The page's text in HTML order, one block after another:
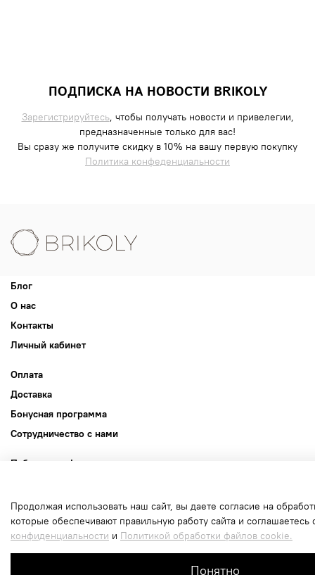
В корзину
ПОДПИСКА НА НОВОСТИ BRIKOLY
Зарегистрируйтесь, чтобы получать новости и привелегии,
предназначенные только для вас!
Вы сразу же получите скидку в 10% на вашу первую покупку
Политика конфеденциальности
Блог
О нас
Контакты
Личный кабинет
Оплата
Доставка
Бонусная программа
Сотрудничество с нами
Публичная оферта
Политика конфиденциальности
Политика обработки файлов cookie
Продолжая использовать наш сайт, вы даете согласие на
которые обеспечивают правильную работу сайта и соглашаетесь
конфиденциальности и Политикой обработки файлов cookie.
Понятно